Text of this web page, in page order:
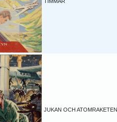
JUKAN OCH ATOMRAKETEN